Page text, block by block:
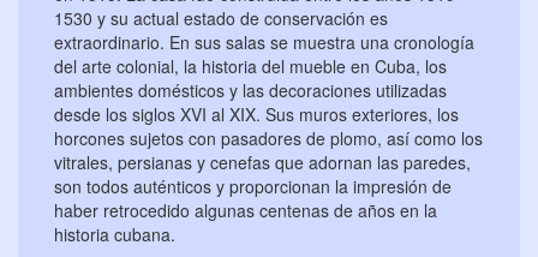
1530 y su actual estado de conservación es
extraordinario. En sus salas se muestra una cronología
del arte colonial, la historia del mueble en Cuba, los
ambientes domésticos y las decoraciones utilizadas
desde los siglos XVI al XIX. Sus muros exteriores, los
horcones sujetos con pasadores de plomo, así como los
vitrales, persianas y cenefas que adornan las paredes,
son todos auténticos y proporcionan la impresión de
haber retrocedido algunas centenas de años en la
historia cubana.